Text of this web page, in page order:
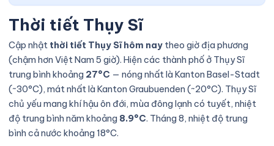
Thời tiết Thụy Sĩ
Cập nhật thời tiết Thụy Sĩ hôm nay theo giờ địa phương
(chậm hơn Việt Nam 5 giờ). Hiện các thành phố ở Thụy Sĩ
trung bình khoảng 27°C — nóng nhất là Kanton Basel-Stadt
(~30°C), mát nhất là Kanton Graubuenden (~20°C). Thụy Sĩ
chủ yếu mang khí hậu ôn đới, mùa đông lạnh có tuyết, nhiệt
độ trung bình năm khoảng 8.9°C. Tháng 8, nhiệt độ trung
bình cả nước khoảng 18°C.